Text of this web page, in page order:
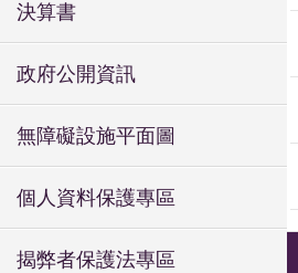
決算書
政府公開資訊
無障礙設施平面圖
個人資料保護專區
揭弊者保護法專區